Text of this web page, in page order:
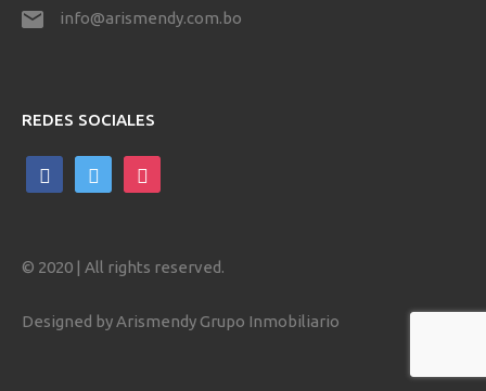
info@arismendy.com.bo
REDES SOCIALES
facebooktwitterinstagram
© 2020 | All rights reserved.
Designed by Arismendy Grupo Inmobiliario